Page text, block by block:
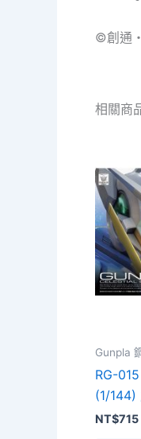
©創通
相關商
Gunpla
RG-
(1/144)
NT$715